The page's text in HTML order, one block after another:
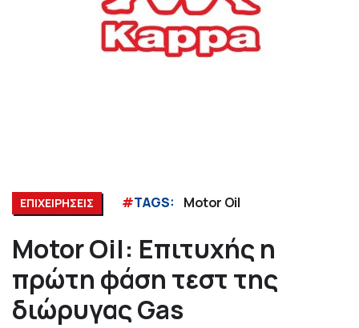
ΕΠΙΧΕΙΡΗΣΕΙΣ #TAGS: Motor Oil
Motor Oil: Επιτυχής η
πρώτη φάση τεστ της
διώρυγας Gas